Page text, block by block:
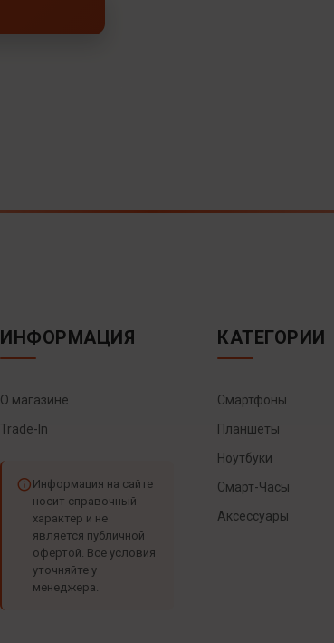
ИНФОРМАЦИЯ
О магазине
Trade-In
Информация на сайте
носит справочный
характер и не
является публичной
офертой. Все условия
уточняйте у
менеджера.
КАТЕГОРИИ
Смартфоны
Планшеты
Ноутбуки
Смарт-Часы
Аксессуары